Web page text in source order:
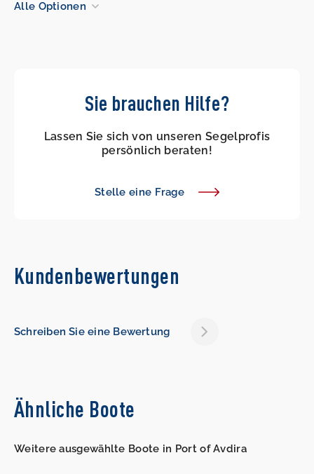
Alle Optionen
Sie brauchen Hilfe?
Lassen Sie sich von unseren Segelprofis
persönlich beraten!
Stelle eine Frage
Kundenbewertungen
Schreiben Sie eine Bewertung
Ähnliche Boote
Weitere ausgewählte Boote in Port of Avdira